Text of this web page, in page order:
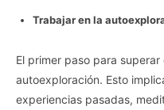
Trabajar en la
El primer paso para
autoexploración. Esto
experiencias pasadas,